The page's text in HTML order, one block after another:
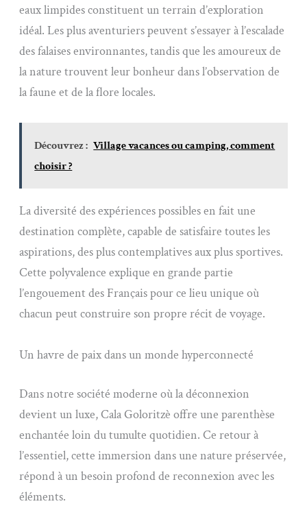
eaux limpides constituent un terrain d’exploration
idéal. Les plus aventuriers peuvent s’essayer à l’escalade
des falaises environnantes, tandis que les amoureux de
la nature trouvent leur bonheur dans l’observation de
la faune et de la flore locales.
Découvrez : Village vacances ou camping, comment
choisir ?
La diversité des expériences possibles en fait une
destination complète, capable de satisfaire toutes les
aspirations, des plus contemplatives aux plus sportives.
Cette polyvalence explique en grande partie
l’engouement des Français pour ce lieu unique où
chacun peut construire son propre récit de voyage.
Un havre de paix dans un monde hyperconnecté
Dans notre société moderne où la déconnexion
devient un luxe, Cala Goloritzè offre une parenthèse
enchantée loin du tumulte quotidien. Ce retour à
l’essentiel, cette immersion dans une nature préservée,
répond à un besoin profond de reconnexion avec les
éléments.